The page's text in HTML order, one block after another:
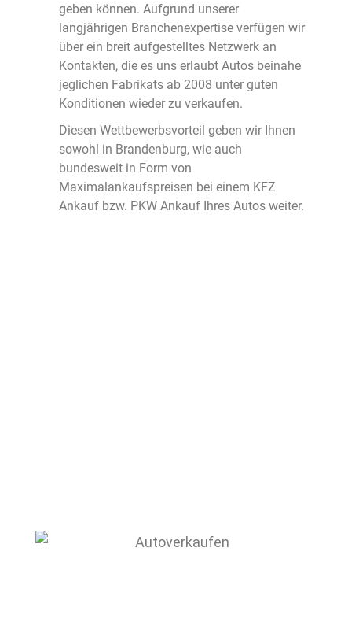
geben können. Aufgrund unserer
langjährigen Branchenexpertise verfügen wir
über ein breit aufgestelltes Netzwerk an
Kontakten, die es uns erlaubt Autos beinahe
jeglichen Fabrikats ab 2008 unter guten
Konditionen wieder zu verkaufen.
Diesen Wettbewerbsvorteil geben wir Ihnen
sowohl in Brandenburg, wie auch
bundesweit in Form von
Maximalankaufspreisen bei einem KFZ
Ankauf bzw. PKW Ankauf Ihres Autos weiter.